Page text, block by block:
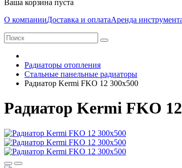
Ваша корзина пуста
О компанииДоставка и оплатаАренда
Радиаторы отопления
Стальные панельные радиаторы
Радиатор Kermi FKO 12 300х500
Радиатор Kermi FKO